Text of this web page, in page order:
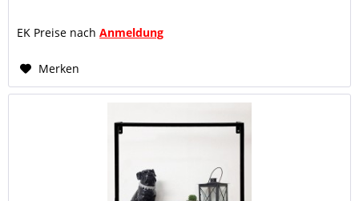
EK Preise nachAnmeldung
Merken